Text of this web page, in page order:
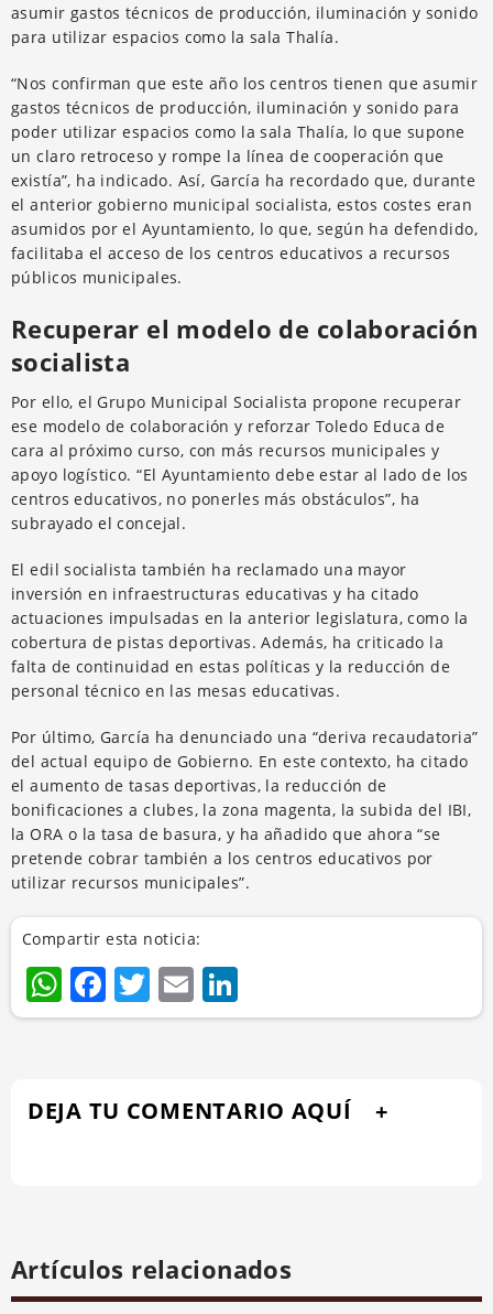
asumir gastos técnicos de producción, iluminación y sonido
para utilizar espacios como la sala Thalía.
“Nos confirman que este año los centros tienen que asumir
gastos técnicos de producción, iluminación y sonido para
poder utilizar espacios como la sala Thalía, lo que supone
un claro retroceso y rompe la línea de cooperación que
existía”, ha indicado. Así, García ha recordado que, durante
el anterior gobierno municipal socialista, estos costes eran
asumidos por el Ayuntamiento, lo que, según ha defendido,
facilitaba el acceso de los centros educativos a recursos
públicos municipales.
Recuperar el modelo de colaboración
socialista
Por ello, el Grupo Municipal Socialista propone recuperar
ese modelo de colaboración y reforzar Toledo Educa de
cara al próximo curso, con más recursos municipales y
apoyo logístico. “El Ayuntamiento debe estar al lado de los
centros educativos, no ponerles más obstáculos”, ha
subrayado el concejal.
El edil socialista también ha reclamado una mayor
inversión en infraestructuras educativas y ha citado
actuaciones impulsadas en la anterior legislatura, como la
cobertura de pistas deportivas. Además, ha criticado la
falta de continuidad en estas políticas y la reducción de
personal técnico en las mesas educativas.
Por último, García ha denunciado una “deriva recaudatoria”
del actual equipo de Gobierno. En este contexto, ha citado
el aumento de tasas deportivas, la reducción de
bonificaciones a clubes, la zona magenta, la subida del IBI,
la ORA o la tasa de basura, y ha añadido que ahora “se
pretende cobrar también a los centros educativos por
utilizar recursos municipales”.
Compartir esta noticia:
WhatsApp
Facebook
Twitter
Email
DEJA TU COMENTARIO AQUÍ
Artículos relacionados